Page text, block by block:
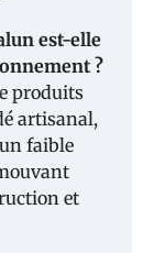
est-elle
?
produits
artisanal,
faible
et